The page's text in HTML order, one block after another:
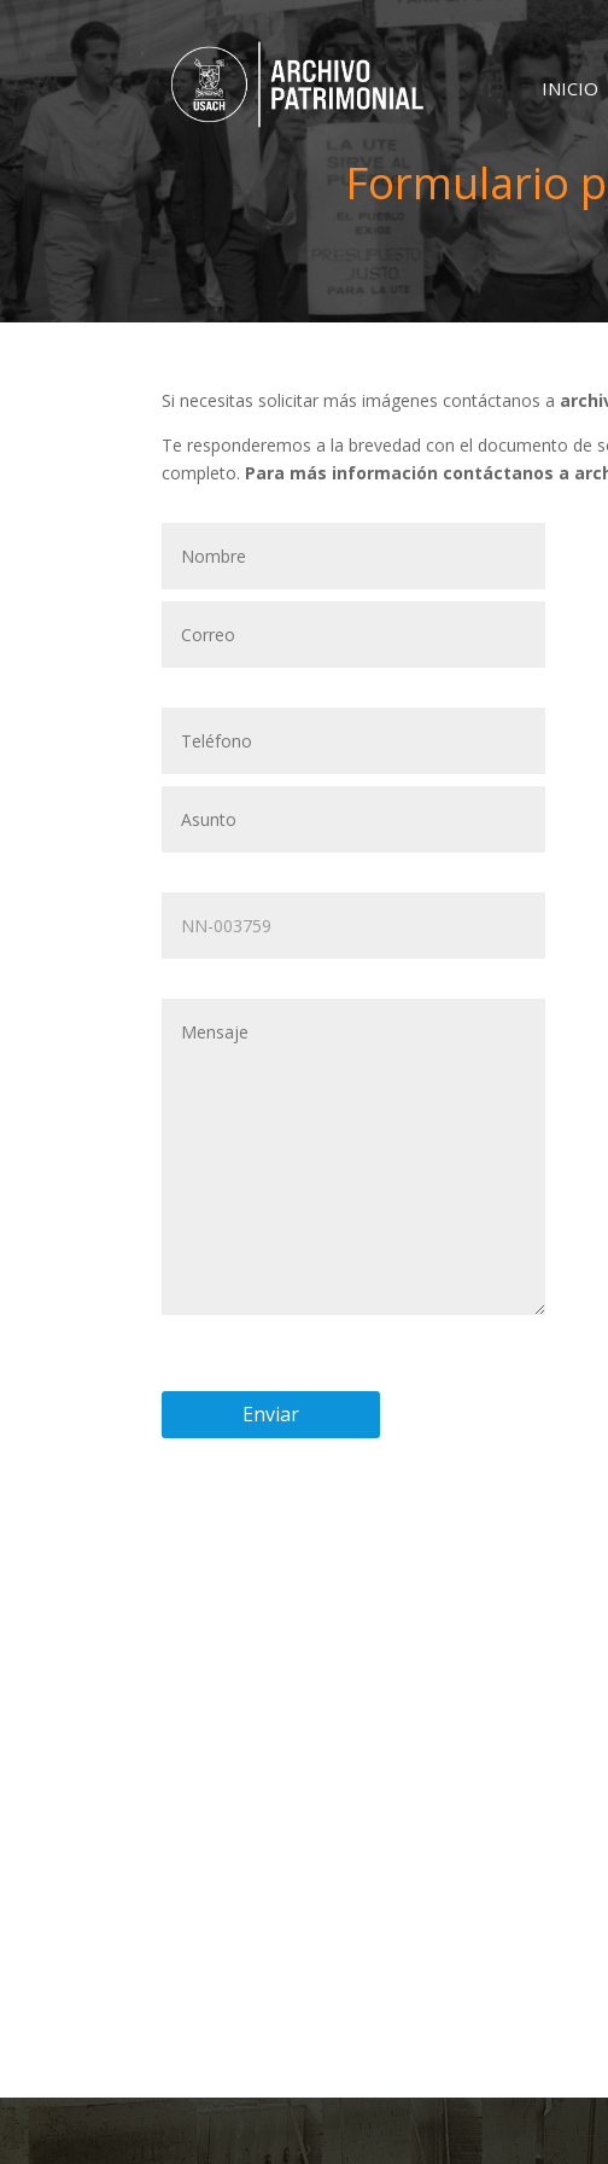
INICIO
Formulario
Si necesitas solicitar más imágenes contáctanos a
Te responderemos a la brevedad con el documento de
completo. Para más información contáctanos a